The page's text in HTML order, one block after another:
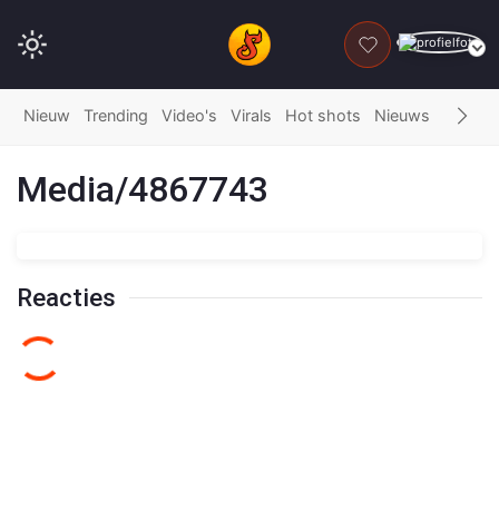
DONEER
Nieuw Trending Video's Virals Hot shots Nieuws Fails
Media/4867743
Reacties